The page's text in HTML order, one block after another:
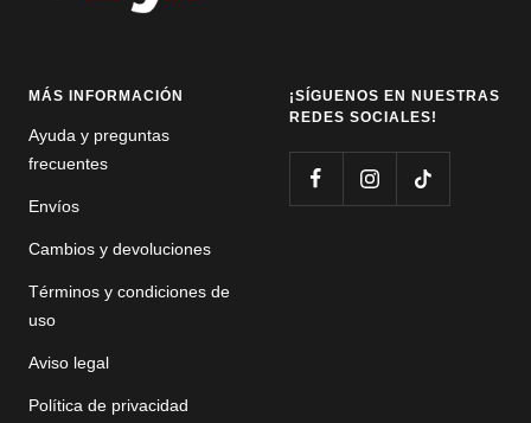
MÁS INFORMACIÓN
Ayuda y preguntas
frecuentes
Envíos
Cambios y devoluciones
Términos y condiciones de
uso
Aviso legal
Política de privacidad
¡SÍGUENOS EN NUESTRAS
REDES SOCIALES!